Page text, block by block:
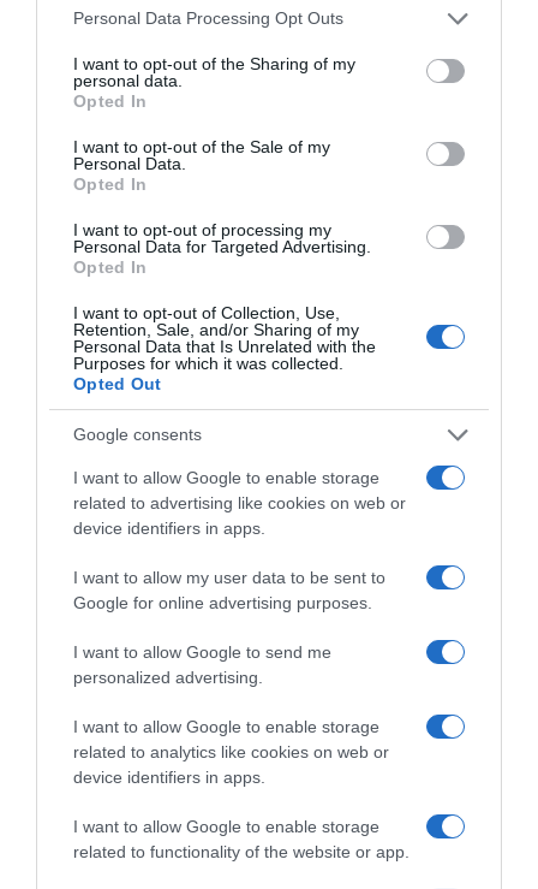
Please note that this website/app uses one or more Google
not limited to your visit or usage behaviour. You may click to
grant or deny consent to Google and its third-party tags to
use your data for below specified purposes in below Google
consent section.
Personal Data Processing Opt Outs
I want to opt-out of the Sharing of my
personal data.
Opted In
I want to opt-out of the Sale of my
Personal Data.
Opted In
I want to opt-out of processing my
Personal Data for Targeted Advertising.
Opted In
I want to opt-out of Collection, Use,
Retention, Sale, and/or Sharing of my
Personal Data that Is Unrelated with the
Purposes for which it was collected.
Opted Out
Google consents
I want to allow Google to enable storage
related to advertising like cookies on web or
device identifiers in apps.
I want to allow my user data to be sent to
Google for online advertising purposes.
I want to allow Google to send me
personalized advertising.
I want to allow Google to enable storage
related to analytics like cookies on web or
device identifiers in apps.
I want to allow Google to enable storage
related to functionality of the website or app.
LIFESTYLE
Άννα Κυριακού: Η Finos Film αποχαιρέτησε
την ηθοποιό με ένα συγκινητικό βίντεο